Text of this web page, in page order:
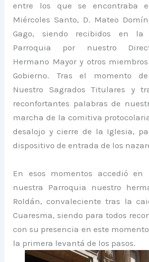
entre los que se encontraba
Miércoles Santo, D. Mateo
Gago, siendo recibidos en
Parroquia por nuestro
Hermano Mayor y otros
Gobierno. Tras el momento
Nuestro Sagrados Titulares y
reconfortantes palabras de
marcha de la comitiva
desalojo y cierre de la Iglesia,
dispositivo de entrada de los
En esos momentos accedió
nuestra Parroquia nuestro
Roldán, convaleciente tras la
Cuaresma, siendo para todos
con su presencia en este
la primera levantá de los pasos.